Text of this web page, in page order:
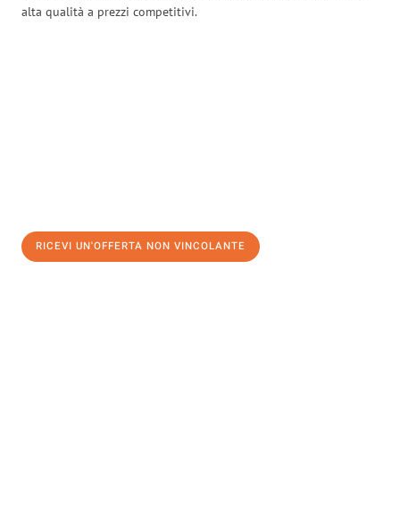
alta qualità a prezzi competitivi.
RICEVI UN'OFFERTA NON VINCOLANTE